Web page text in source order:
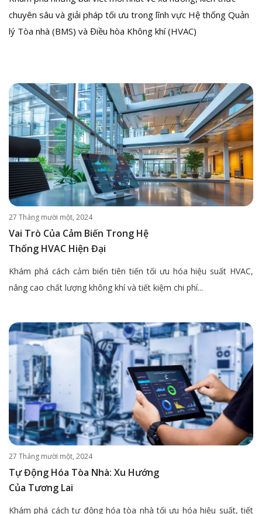
chuyên sâu và giải pháp tối ưu trong lĩnh vực Hệ thống Quản
lý Tòa nhà (BMS) và Điều hòa Không khí (HVAC)
27 Tháng mười một, 2024
Vai Trò Của Cảm Biến Trong Hệ
Thống HVAC Hiện Đại
Khám phá cách cảm biến tiên tiến tối ưu hóa hiệu suất HVAC,
nâng cao chất lượng không khí và tiết kiệm chi phí...
27 Tháng mười một, 2024
Tự Động Hóa Tòa Nhà: Xu Hướng
Của Tương Lai
Khám phá cách tự động hóa tòa nhà tối ưu hóa hiệu suất, tiết